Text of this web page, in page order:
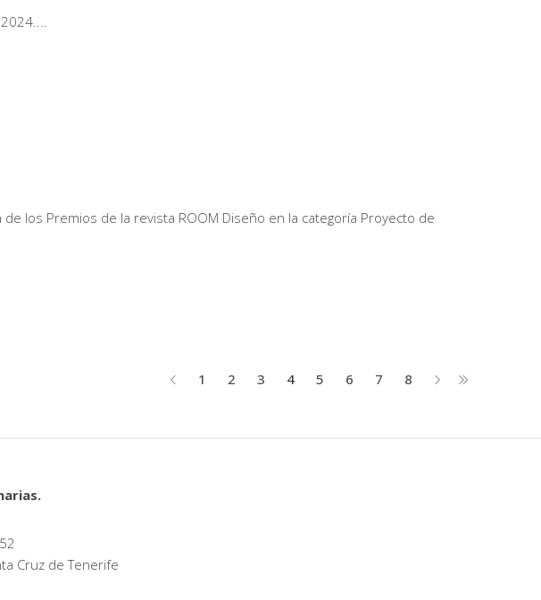
los Premios de la revista ROOM Diseño en la categoría Proyecto de
1 2 3 4 5 6 7 8
Cruz de Tenerife